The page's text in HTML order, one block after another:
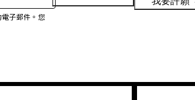
子郵件。您